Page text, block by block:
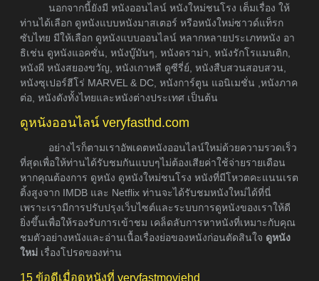
นอกจากนี้ยังมี หนังออนไลน์ หนังใหม่ชนโรง เต็มเรื่อง ให้
ท่านได้เลือก ดูหนังแบบหนังมาสเตอร์ หรือหนังใหม่ซาวด์แท็รก
ซับไทย มีให้เลือก ดูหนังแบบออนไลน์ หลากหลายประเภทหนัง อา
ธิเช่น ดูหนังแอคชั่น, หนังบู๊มันๆ, หนังดราม่า, หนังรักโรแมนติก,
หนังผี หนังสยองขวัญ, หนังเกาหลี ดูซีรี่ย์, หนังสืบสวนสอบสวน,
หนังซุเปอร์ฮีโร่ MARVEL & DC, หนังการ์ตูน แอนิเมชั่น ,หนังภาค
ต่อ, หนังดังทั้งไทยและหนังต่างประเทศ เป็นต้น
ดูหนังออนไลน์ veryfasthd.com
อย่างไรก็ตามเราอัพเดตหนังออนไลน์ใหม่ด้วยความรวดเร็ว
ที่สุดเพื่อให้ท่านได้รับชมกันแบบๆไม่ต้องเสียค่าใช้จ่ายรายเดือน
หากคุณต้องการ ดูหนัง ดูหนังใหม่ชนโรง หนังที่มีโหวตคะแนนเรต
ติ้งสูงจาก IMDB และ Netflix ท่านจะได้รับชมหนังใหม่ได้ที่นี่
เพราะเรามีการปรับปรุงเว็บไซต์และระบบการดูหนังของเราให้ดี
ยิ่งขึ้นเพื่อให้รองรับการเข้าชม เคล็ดลับการหาหนังที่เหมาะกับคุณ
ชมตัวอย่างหนังและอ่านเนื้อเรื่องย่อของหนังก่อนตัดสินใจ ดูหนัง
ใหม่ เรื่องโปรดของท่าน
15 ข้อดีเมื่อดูหนังที่ veryfastmoviehd